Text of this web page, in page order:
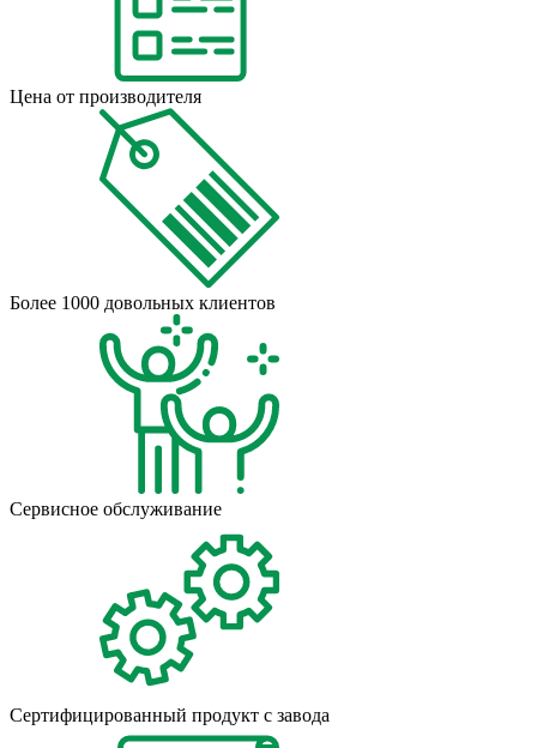
Цена от производителя
Более 1000 довольных клиентов
Сервисное обслуживание
Сертифицированный продукт с завода